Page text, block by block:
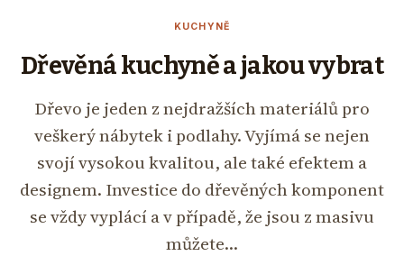
KUCHYNĚ
Dřevěná kuchyně a jakou vybrat
Dřevo je jeden z nejdražších materiálů pro
veškerý nábytek i podlahy. Vyjímá se nejen
svojí vysokou kvalitou, ale také efektem a
designem. Investice do dřevěných komponent
se vždy vyplácí a v případě, že jsou z masivu
můžete…